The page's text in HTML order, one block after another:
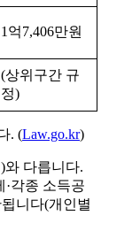
1억7,406만원
(상위구간 규
정)
. (Law.go.kr)
와 다릅니다.
각종 소득공
니다(개인별